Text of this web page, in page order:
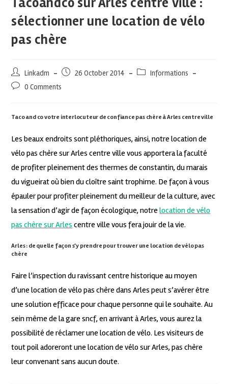
sélectionner une location de vélo
pas chère
Linkadm 26 October 2014
Informations
0 Comments
Taco and co votre interlocuteur de confiance pas chère à Arles centre ville
Les beaux endroits sont pléthoriques, ainsi, notre location de
vélo pas chère sur Arles centre ville vous apportera la faculté
de profiter pleinement des thermes de constantin, du marais
du vigueirat où bien du cloître saint trophime. De façon à vous
épauler pour profiter pleinement du meilleur de la culture, avec
la sensation d’agir de façon écologique, notrelocation de vélo
pas chère sur Arles centre ville vous fera jouir de la vie.
Arles : de quelle façon s’y prendre pour trouver une location de vélo pas
chère
Faire l’inspection du ravissant centre historique au moyen
d’une location de vélo pas chère dans Arles peut s’avérer être
une solution efficace pour chaque personne qui le souhaite. Au
sein même de la gare sncf, en arrivant à Arles, vous aurez la
possibilité de réclamer une location de vélo. Les visiteurs de
tout poil adoreront une location de vélo sur Arles, pas chère
leur convenant sans aucun doute.